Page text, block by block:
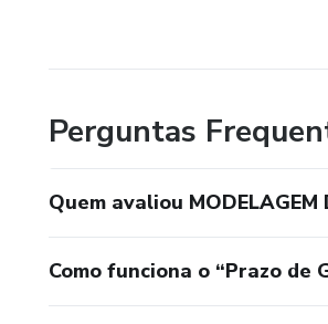
Perguntas
Quem avaliou MODELAGEM
Como funciona o “Prazo de